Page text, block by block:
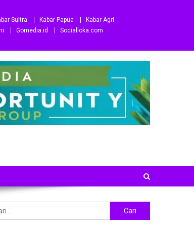
Sultra Kabar Papua
Kabar Agri
Gomedia.id
Socialloka.com
untuk: